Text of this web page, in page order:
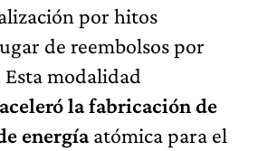
por hitos
de reembolsos por
Esta modalidad
aceleró la fabricación de
energíaatómica para el